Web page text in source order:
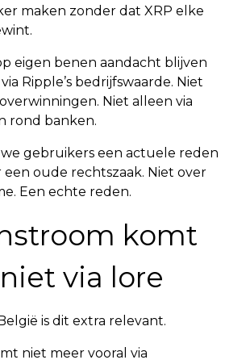
maken zonder dat XRP elke
eigen benen aandacht blijven
Ripple’s bedrijfswaarde. Niet
Niet alleen via
rond banken.
gebruikers een actuele reden
een oude rechtszaak. Niet over
Een echte reden.
komt
via lore
is dit extra relevant.
niet meer vooral via